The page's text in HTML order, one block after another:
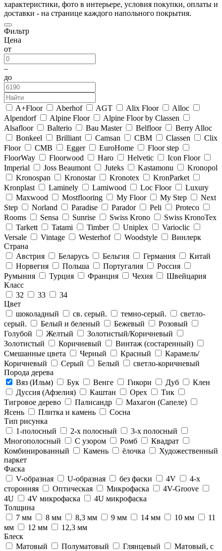
характеристики, фото в интерьере, условия покупки, оплаты и
доставки - на странице каждого напольного покрытия.
Фильтр
Цена
от
–
до
A+Floor Aberhof AGT Alix Floor
Alloc
Alpendorf
Alpine Floor
Alpine Floor by Classen
Alsafloor
Balterio Bau Master Belfloor
Berry Alloc
Bonkeel
Brilliant Camsan CBM Classen
Clix
Floor
CMB Egger EuroHome
Floor step
FloorWay
Floorwood Haro Helvetic
Icon Floor
Imperial
Joss Beaumont Juteks Kastamonu
Kronopol
Kronospan
Kronostar Kronotex
KronParket
Kronplast
Laminely Lamiwood Loc Floor
Luxury
Maxwood
Mostflooring My Floor My Step
Next
Step
Norland Paradise Parador Peli
Proteco
Rooms
Sensa Sunrise Swiss Krono
Swiss KronoTex
Tarkett
Tatami Timber Uniplex
Varioclic
Versale
Vintage Westerhof Woodstyle
Винлерк
Страна
Австрия
Беларусь Бельгия Германия
Китай
Норвегия
Польша Португалия
Россия
Румыния
Турция Франция Чехия
Швейцария
Класс
32
33
34
Цвет
шоколадный
св. серый. темно-серый.
светло-
серый.
Белый и беленый Бежевый
Розовый
Голубой
Желтый
Золотистый/Коричневый
Золотистый
Коричневый
Винтаж (состаренный)
Смешанные цвета
Черный Красный
Карамель/
Коричневый
Серый Белый
светло-коричневый
Порода дерева
Вяз (Ильм)
Бук Венге Гикори Дуб
Клен
Дуссия (Афзелия)
Каштан Орех
Тик
Тигровое дерево
Палисандр
Махагон (Сапеле)
Ясень
Плитка и камень
Сосна
Тип рисунка
1-полосный
2-х полосный
3-х полосный
Многополосный
С узором Ромб
Квадрат
Комбинированный
Камень ёлочка
Художественный
паркет
Фаска
V-образная
U-образная без фаски 4V
4-х
сторонняя
Оптическая Микрофаска
4V-Groove
4U
4V микрофаска
4U микрофаска
Толщина
7 мм
8 мм 8,3 мм 9 мм 14 мм 10 мм
11
мм
12 мм
12,3 мм
Блеск
Матовый
Полуматовый Глянцевый
Матовый, с